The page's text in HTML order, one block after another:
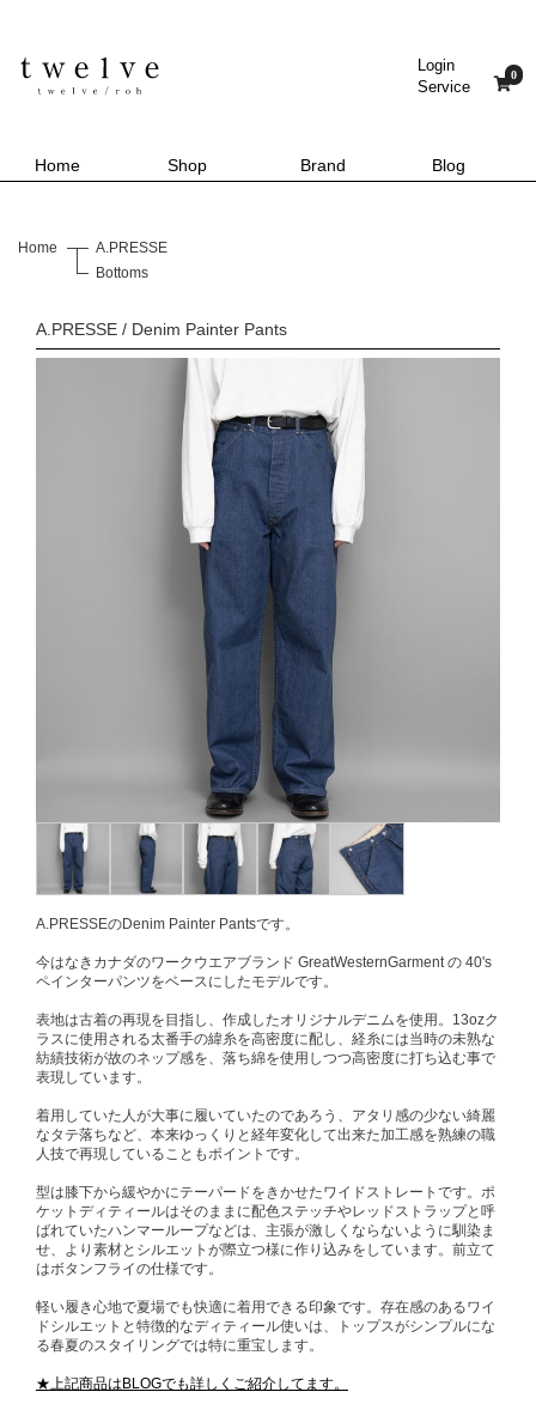
Login
Service
0
Home Shop Brand Blog
Home
A.PRESSE
Bottoms
A.PRESSE / Denim Painter Pants
A.PRESSEのDenim Painter Pantsです。
今はなきカナダのワークウエアブランド GreatWesternGarment の 40's
ペインターパンツをベースにしたモデルです。
表地は古着の再現を目指し、作成したオリジナルデニムを使用。13ozク
ラスに使用される太番手の緯糸を高密度に配し、経糸には当時の未熟な
紡績技術が故のネップ感を、落ち綿を使用しつつ高密度に打ち込む事で
表現しています。
着用していた人が大事に履いていたのであろう、アタリ感の少ない綺麗
なタテ落ちなど、本来ゆっくりと経年変化して出来た加工感を熟練の職
人技で再現していることもポイントです。
型は膝下から緩やかにテーパードをきかせたワイドストレートです。ポ
ケットディティールはそのままに配色ステッチやレッドストラップと呼
ばれていたハンマーループなどは、主張が激しくならないように馴染ま
せ、より素材とシルエットが際立つ様に作り込みをしています。前立て
はボタンフライの仕様です。
軽い履き心地で夏場でも快適に着用できる印象です。存在感のあるワイ
ドシルエットと特徴的なディティール使いは、トップスがシンプルにな
る春夏のスタイリングでは特に重宝します。
★上記商品はBLOGでも詳しくご紹介してます。